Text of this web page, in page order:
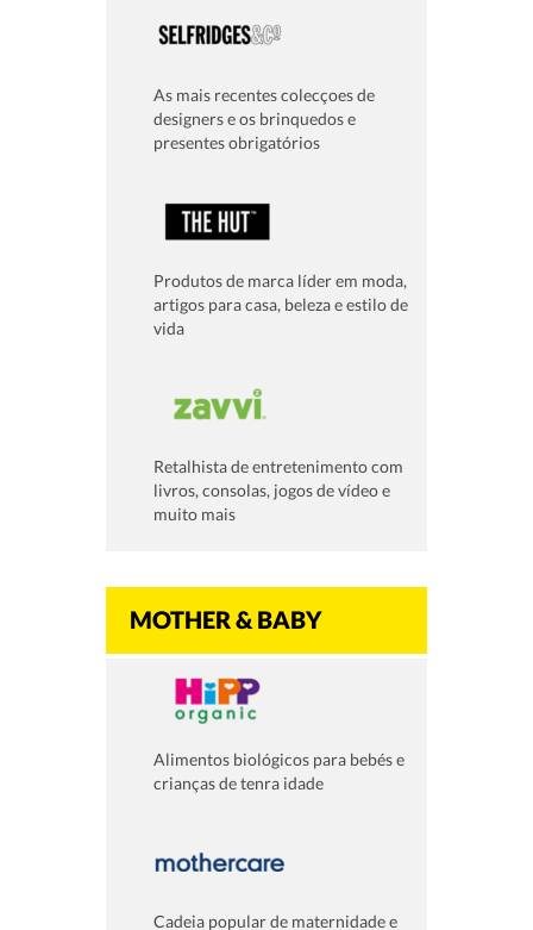
As mais recentes colecçoes de
designers e os brinquedos e
presentes obrigatórios
Produtos de marca líder em moda,
artigos para casa, beleza e estilo de
vida
Retalhista de entretenimento com
livros, consolas, jogos de vídeo e
muito mais
MOTHER & BABY
Alimentos biológicos para bebés e
crianças de tenra idade
Cadeia popular de maternidade e